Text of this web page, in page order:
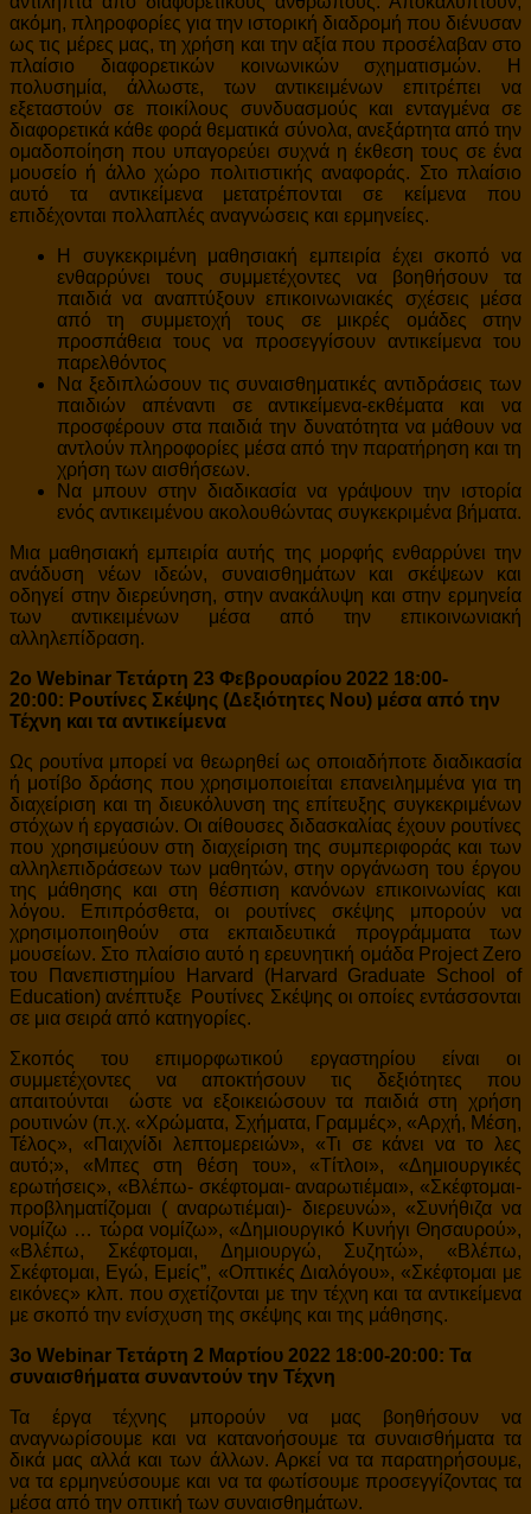
ακόμη, πληροφορίες για την ιστορική διαδρομή που διένυσαν
ως τις μέρες μας, τη χρήση και την αξία που προσέλαβαν στο
πλαίσιο διαφορετικών κοινωνικών σχηματισμών. Η
πολυσημία, άλλωστε, των αντικειμένων επιτρέπει να
εξεταστούν σε ποικίλους συνδυασμούς και ενταγμένα σε
διαφορετικά κάθε φορά θεματικά σύνολα, ανεξάρτητα από την
ομαδοποίηση που υπαγορεύει συχνά η έκθεση τους σε ένα
μουσείο ή άλλο χώρο πολιτιστικής αναφοράς. Στο πλαίσιο
αυτό τα αντικείμενα μετατρέπονται σε κείμενα που
επιδέχονται πολλαπλές αναγνώσεις και ερμηνείες.
Η συγκεκριμένη μαθησιακή εμπειρία έχει σκοπό να
ενθαρρύνει τους συμμετέχοντες να βοηθήσουν τα
παιδιά να αναπτύξουν επικοινωνιακές σχέσεις μέσα
από τη συμμετοχή τους σε μικρές ομάδες στην
προσπάθεια τους να προσεγγίσουν αντικείμενα του
παρελθόντος
Να ξεδιπλώσουν τις συναισθηματικές αντιδράσεις των
παιδιών απέναντι σε αντικείμενα-εκθέματα και να
προσφέρουν στα παιδιά την δυνατότητα να μάθουν να
αντλούν πληροφορίες μέσα από την παρατήρηση και τη
χρήση των αισθήσεων.
Να μπουν στην διαδικασία να γράψουν την ιστορία
ενός αντικειμένου ακολουθώντας συγκεκριμένα βήματα.
Μια μαθησιακή εμπειρία αυτής της μορφής ενθαρρύνει την
ανάδυση νέων ιδεών, συναισθημάτων και σκέψεων και
οδηγεί στην διερεύνηση, στην ανακάλυψη και στην ερμηνεία
των αντικειμένων μέσα από την επικοινωνιακή
αλληλεπίδραση.
2ο Webinar Τετάρτη 23 Φεβρουαρίου 2022 18:00-
20:00: Ρουτίνες Σκέψης (Δεξιότητες Νου) μέσα από την
Τέχνη και τα αντικείμενα
Ως ρουτίνα μπορεί να θεωρηθεί ως οποιαδήποτε διαδικασία
ή μοτίβο δράσης που χρησιμοποιείται επανειλημμένα για τη
διαχείριση και τη διευκόλυνση της επίτευξης συγκεκριμένων
στόχων ή εργασιών. Οι αίθουσες διδασκαλίας έχουν ρουτίνες
που χρησιμεύουν στη διαχείριση της συμπεριφοράς και των
αλληλεπιδράσεων των μαθητών, στην οργάνωση του έργου
της μάθησης και στη θέσπιση κανόνων επικοινωνίας και
λόγου. Επιπρόσθετα, οι ρουτίνες σκέψης μπορούν να
χρησιμοποιηθούν στα εκπαιδευτικά προγράμματα των
μουσείων. Στο πλαίσιο αυτό η ερευνητική ομάδα Project Zero
του Πανεπιστημίου Harvard (Harvard Graduate School of
Education) ανέπτυξε Ρουτίνες Σκέψης οι οποίες εντάσσονται
σε μια σειρά από κατηγορίες.
Σκοπός του επιμορφωτικού εργαστηρίου είναι οι
συμμετέχοντες να αποκτήσουν τις δεξιότητες που
απαιτούνται ώστε να εξοικειώσουν τα παιδιά στη χρήση
ρουτινών (π.χ. «Χρώματα, Σχήματα, Γραμμές», «Αρχή, Μέση,
Τέλος», «Παιχνίδι λεπτομερειών», «Τι σε κάνει να το λες
αυτό;», «Μπες στη θέση του», «Τίτλοι», «Δημιουργικές
ερωτήσεις», «Βλέπω- σκέφτομαι- αναρωτιέμαι», «Σκέφτομαι-
προβληματίζομαι ( αναρωτιέμαι)- διερευνώ», «Συνήθιζα να
νομίζω … τώρα νομίζω», «Δημιουργικό Κυνήγι Θησαυρού»,
«Βλέπω, Σκέφτομαι, Δημιουργώ, Συζητώ», «Βλέπω,
Σκέφτομαι, Εγώ, Εμείς”, «Οπτικές Διαλόγου», «Σκέφτομαι με
εικόνες» κλπ. που σχετίζονται με την τέχνη και τα αντικείμενα
με σκοπό την ενίσχυση της σκέψης και της μάθησης.
3ο Webinar Τετάρτη 2 Μαρτίου 2022 18:00-20:00: Τα
συναισθήματα συναντούν την Τέχνη
Τα έργα τέχνης μπορούν να μας βοηθήσουν να
αναγνωρίσουμε και να κατανοήσουμε τα συναισθήματα τα
δικά μας αλλά και των άλλων. Αρκεί να τα παρατηρήσουμε,
να τα ερμηνεύσουμε και να τα φωτίσουμε προσεγγίζοντας τα
μέσα από την οπτική των συναισθημάτων.